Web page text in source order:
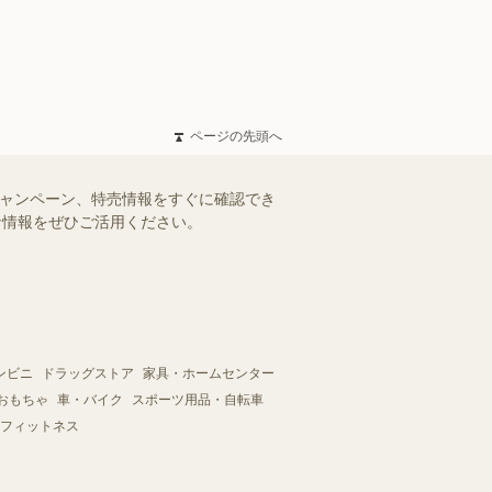
ページの先頭へ
ンペーン、特売情報をすぐに確認でき
報をぜひご活用ください。
ビニ ドラッグストア
家具・ホームセンター
もちゃ
車・バイク
スポーツ用品・自転車
ィットネス